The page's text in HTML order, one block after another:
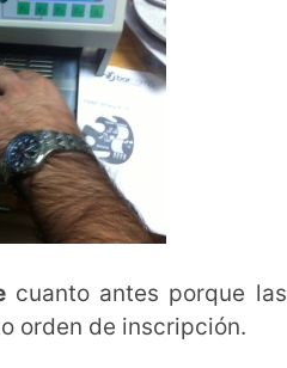
cuanto antes porque las
orden de inscripción.